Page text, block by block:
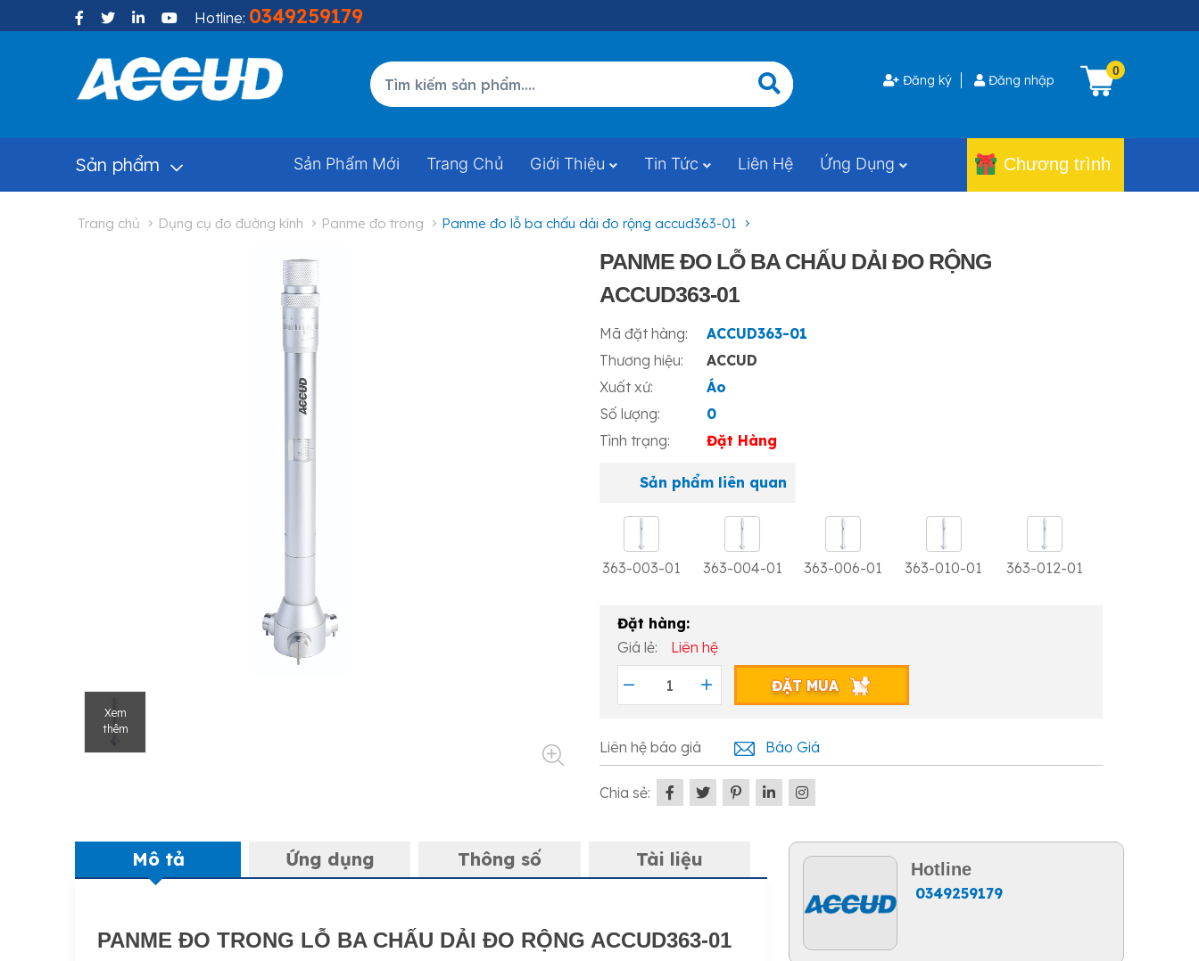
Hotline: 0349259179
Đăng ký Đăng nhập
0
Sản phẩm Sản Phẩm Mới Trang Chủ Giới Thiệu Tin Tức Liên Hệ Ứng Dụng Chương trình
trang chủ dụng cụ đo đường kính panme đo trong panme đo lỗ ba chấu dải đo rộng accud363-01
Xem
thêm
PANME ĐO LỖ BA CHẤU DẢI ĐO RỘNG
ACCUD363-01
Mã đặt hàng:
ACCUD363-01
Thương hiệu:
ACCUD
Xuất xứ:
Áo
Số lượng:
0
Tình trạng:
Đặt Hàng
Sản phẩm liên quan
363-003-01 363-004-01 363-006-01 363-010-01 363-012-01
Đặt hàng:
Giá lẻ:
Liên hệ
ĐẶT MUA
Liên hệ báo giá Báo Giá
Chia sẻ:
Mô tả Ứng dụng Thông số Tài liệu
PANME ĐO TRONG LỖ BA CHẤU DẢI ĐO RỘNG ACCUD363-01
Hotline
0349259179